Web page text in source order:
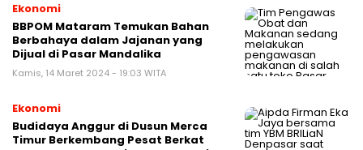
Ekonomi
BBPOM Mataram Temukan Bahan
Berbahaya dalam Jajanan yang
Dijual di Pasar Mandalika
Kamis, 14 Maret 2024 - 19:03 WITA
Ekonomi
Budidaya Anggur di Dusun Merca
Timur Berkembang Pesat Berkat